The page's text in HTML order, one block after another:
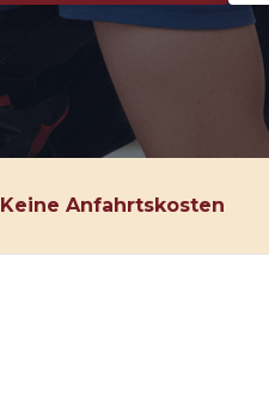
Keine Anfahrtskosten